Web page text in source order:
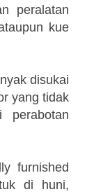
peralatan
kue
disukai
yang tidak
perabotan
furnished
di huni,